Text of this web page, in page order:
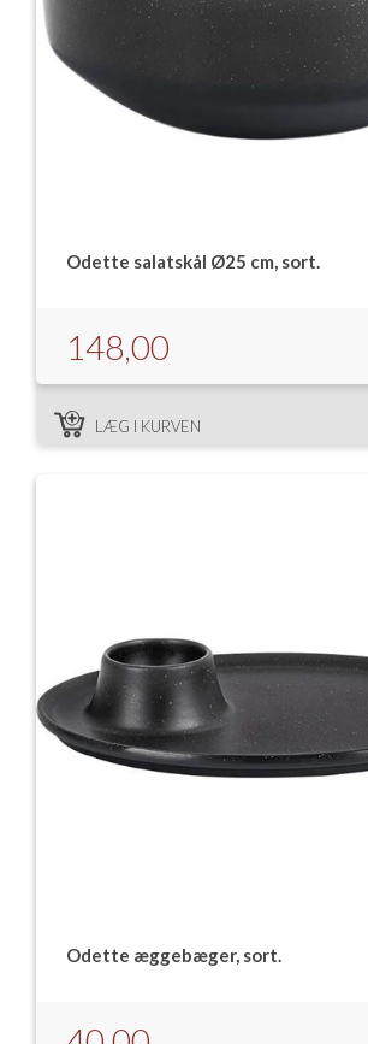
Odette salatskål Ø25 cm, sort.
148,00
LÆG I KURVEN
Odette æggebæger, sort.